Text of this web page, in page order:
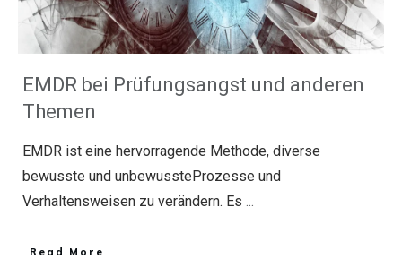
EMDR bei Prüfungsangst und anderen
Themen
EMDR ist eine hervorragende Methode, diverse
bewusste und unbewussteProzesse und
Verhaltensweisen zu verändern. Es ...
​Read More